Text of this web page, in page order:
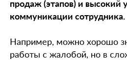
продаж (этапов) и высокий
коммуникации сотрудника.
Например, можно хорошо
работы с жалобой, но в